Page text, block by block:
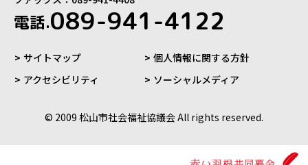
電話.089-941-4122
サイトマップ
個人情報に関する方針
アクセシビリティ
ソーシャルメディア
© 2009 松山市社会福祉協議会 All rights reserved.